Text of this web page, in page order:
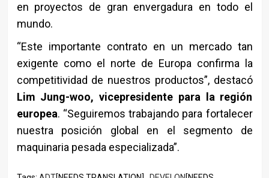
en proyectos de gran envergadura en todo el
mundo.
“Este importante contrato en un mercado tan
exigente como el norte de Europa confirma la
competitividad de nuestros productos”, destacó
Lim Jung-woo, vicepresidente para la región
europea. “Seguiremos trabajando para fortalecer
nuestra posición global en el segmento de
maquinaria pesada especializada”.